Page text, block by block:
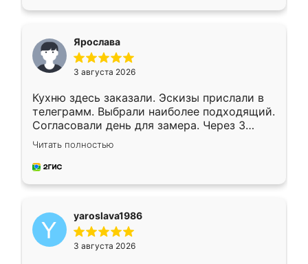
Ярослава
3 августа 2026
Кухню здесь заказали. Эскизы прислали в
телеграмм. Выбрали наиболее подходящий.
Согласовали день для замера. Через 3
недели кухня была уже готова. Остались
довольны работой. Спасибо Ренессанс
мебель за качественную работу!
Читать полностью
yaroslava1986
3 августа 2026